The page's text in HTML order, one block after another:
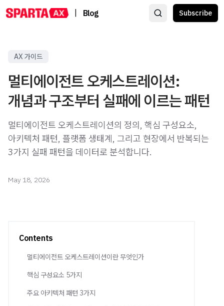
Blog Subscribe
AX 가이드
멀티에이전트 오케스트레이션:
개념과 구조부터 실패에 이르는 패턴
멀티에이전트 오케스트레이션의 정의, 핵심 구성요소,
아키텍처 패턴, 플랫폼 생태계, 그리고 현장에서 반복되는
3가지 실패 패턴을 데이터로 분석합니다.
May 18, 2026
Contents
멀티에이전트 오케스트레이션이란 무엇인가
핵심 구성요소 5가지
주요 아키텍처 패턴 3가지